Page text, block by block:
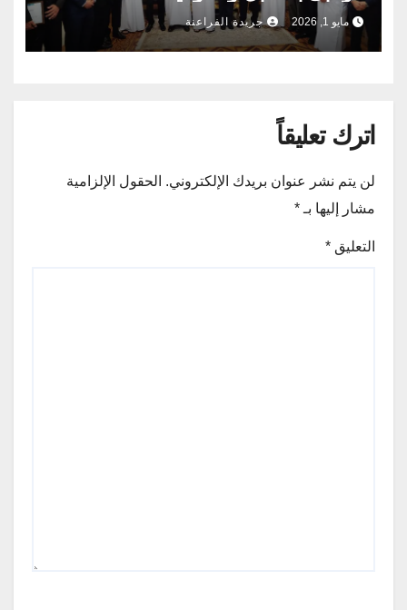
مايو 1, 2026 جريدة الفراعنة
اترك تعليقاً
لن يتم نشر عنوان بريدك الإلكتروني. الحقول الإلزامية
مشار إليها بـ *
التعليق *